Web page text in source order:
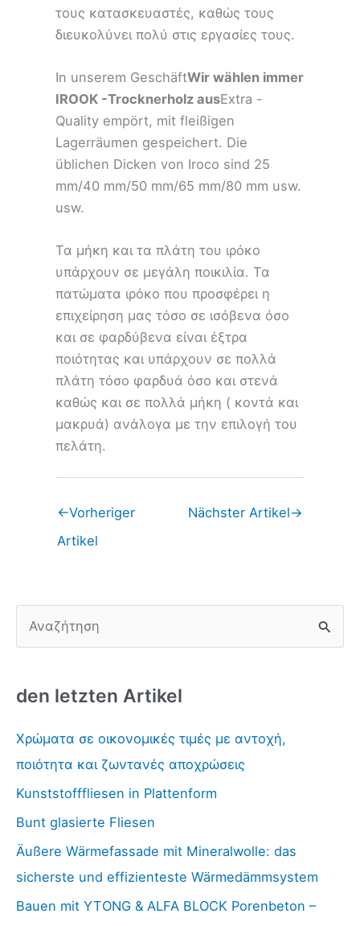
τους κατασκευαστές, καθώς τους
διευκολύνει πολύ στις εργασίες τους.
In unserem GeschäftWir wählen immer
IROOK -Trocknerholz ausExtra -
Quality empört, mit fleißigen
Lagerräumen gespeichert. Die
üblichen Dicken von Iroco sind 25
mm/40 mm/50 mm/65 mm/80 mm usw.
usw.
Τα μήκη και τα πλάτη του ιρόκο
υπάρχουν σε μεγάλη ποικιλία. Τα
πατώματα ιρόκο που προσφέρει η
επιχείρηση μας τόσο σε ισόβενα όσο
και σε φαρδύβενα είναι έξτρα
ποιότητας και υπάρχουν σε πολλά
πλάτη τόσο φαρδυά όσο και στενά
καθώς και σε πολλά μήκη ( κοντά και
μακρυά) ανάλογα με την επιλογή του
πελάτη.
←Vorheriger
Artikel
Nächster Artikel→
h
n
n
a
c
h
:
den letzten Artikel
Χρώματα σε οικονομικές τιμές με αντοχή,
ποιότητα και ζωντανές αποχρώσεις
Kunststofffliesen in Plattenform
Bunt glasierte Fliesen
Äußere Wärmefassade mit Mineralwolle: das
sicherste und effizienteste Wärmedämmsystem
Bauen mit YTONG & ALFA BLOCK Porenbeton –